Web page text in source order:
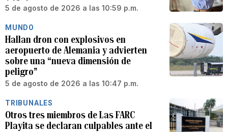
5 de agosto de 2026 a las 10:59 p.m.
MUNDO
Hallan dron con explosivos en
aeropuerto de Alemania y advierten
sobre una “nueva dimensión de
peligro”
5 de agosto de 2026 a las 10:47 p.m.
TRIBUNALES
Otros tres miembros de Las FARC
Playita se declaran culpables ante el